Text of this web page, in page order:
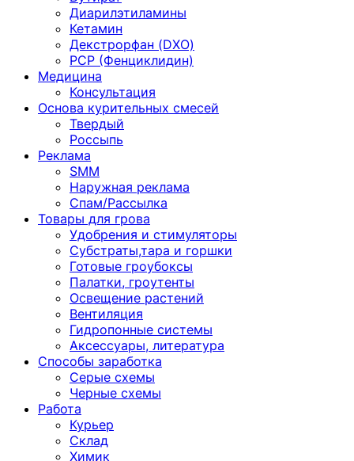
Диарилэтиламины
Кетамин
Декстрорфан (DXO)
PCP (Фенциклидин)
Медицина
Консультация
Основа курительных смесей
Твердый
Россыпь
Реклама
SMM
Наружная реклама
Спам/Рассылка
Товары для грова
Удобрения и стимуляторы
Субстраты,тара и горшки
Готовые гроубоксы
Палатки, гроутенты
Освещение растений
Вентиляция
Гидропонные системы
Аксессуары, литература
Способы заработка
Серые схемы
Черные схемы
Работа
Курьер
Склад
Химик